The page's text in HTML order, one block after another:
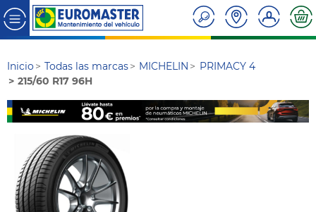
Inicio Todas las marcas MICHELIN
PRIMACY 4
215/60 R17 96H